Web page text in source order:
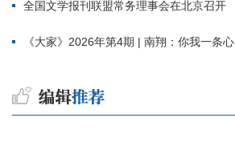
全国文学报刊联盟常务理事会在北京召开
《大家》2026年第4期 | 南翔：你我一条心